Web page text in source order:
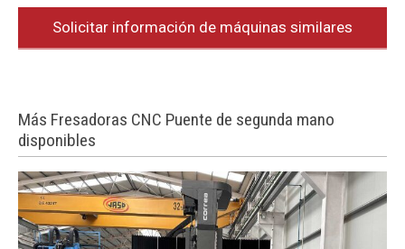
Solicitar información de máquinas similares
Más Fresadoras CNC Puente de segunda mano
disponibles